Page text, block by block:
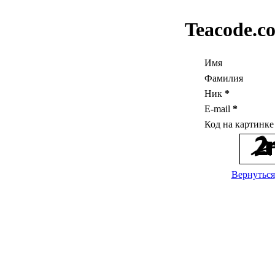
Имя
Фамилия
Ник *
E-mail *
Код на
Вернуться